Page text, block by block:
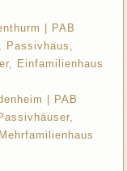
| PAB
Passivhaus,
Einfamilienhaus
| PAB